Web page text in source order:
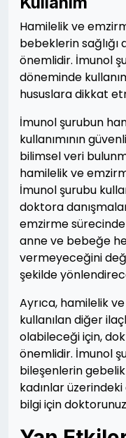
Hamilelik ve
bebeklerin sağlığı
önemlidir. İmunol
döneminde
hususlara dikkat
İmunol şurubun
kullanımının
bilimsel veri
hamilelik ve
İmunol şurubu
doktora
emzirme sürecinde
anne ve bebeğe
vermeyeceğini
şekilde
Ayrıca, hamilelik
kullanılan diğer
olabileceği için,
önemlidir. İmunol
bileşenlerin
kadınlar
bilgi için